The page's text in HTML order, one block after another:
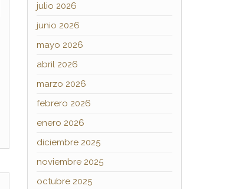
julio 2026
junio 2026
mayo 2026
abril 2026
marzo 2026
febrero 2026
enero 2026
diciembre 2025
noviembre 2025
octubre 2025